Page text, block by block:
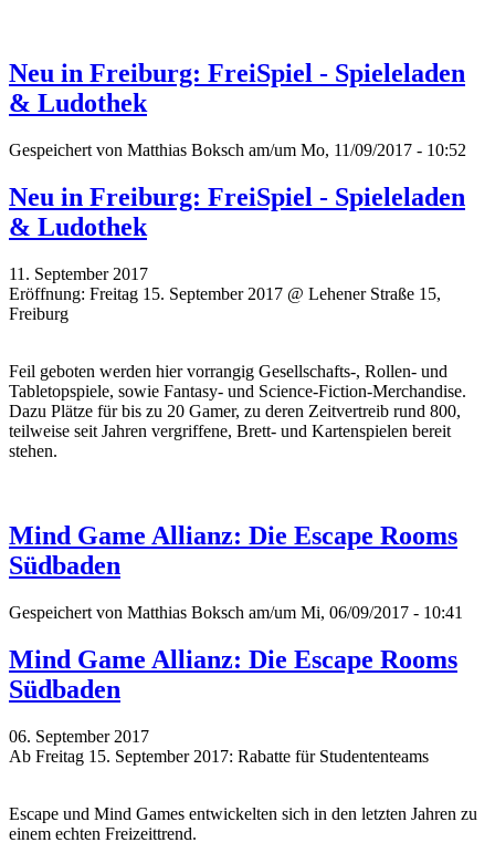
Neu in Freiburg: FreiSpiel - Spieleladen
& Ludothek
Gespeichert von Matthias Boksch am/um Mo, 11/09/2017 - 10:52
Neu in Freiburg: FreiSpiel - Spieleladen
& Ludothek
11. September 2017
Eröffnung: Freitag 15. September 2017 @ Lehener Straße 15,
Freiburg
Feil geboten werden hier vorrangig Gesellschafts-, Rollen- und
Tabletopspiele, sowie Fantasy- und Science-Fiction-Merchandise.
Dazu Plätze für bis zu 20 Gamer, zu deren Zeitvertreib rund 800,
teilweise seit Jahren vergriffene, Brett- und Kartenspielen bereit
stehen.
Mind Game Allianz: Die Escape Rooms
Südbaden
Gespeichert von Matthias Boksch am/um Mi, 06/09/2017 - 10:41
Mind Game Allianz: Die Escape Rooms
Südbaden
06. September 2017
Ab Freitag 15. September 2017: Rabatte für Studententeams
Escape und Mind Games entwickelten sich in den letzten Jahren zu
einem echten Freizeittrend.